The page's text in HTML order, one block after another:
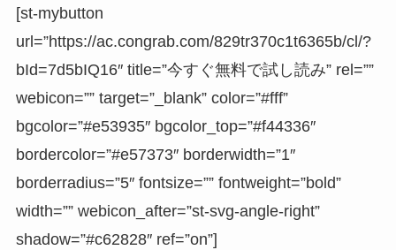
[st-mybutton
url=”https://ac.congrab.com/829tr370c1t6365b/cl/?
bId=7d5bIQ16″ title=”今すぐ無料で試し読み” rel=””
webicon=”” target=”_blank” color=”#fff”
bgcolor=”#e53935″ bgcolor_top=”#f44336″
bordercolor=”#e57373″ borderwidth=”1″
borderradius=”5″ fontsize=”” fontweight=”bold”
width=”” webicon_after=”st-svg-angle-right”
shadow=”#c62828″ ref=”on”]